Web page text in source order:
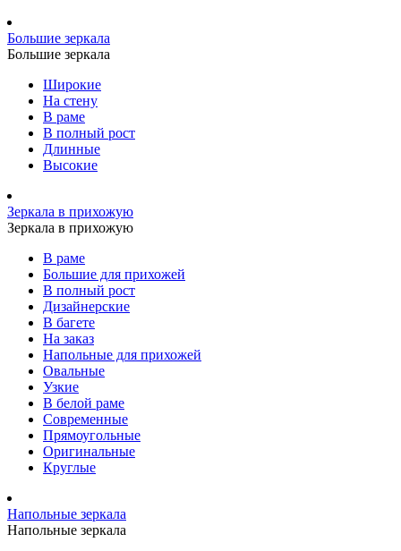
Большие зеркала
Большие зеркала
Широкие
На стену
В раме
В полный рост
Длинные
Высокие
Зеркала в прихожую
Зеркала в прихожую
В раме
Большие для прихожей
В полный рост
Дизайнерские
В багете
На заказ
Напольные для прихожей
Овальные
Узкие
В белой раме
Современные
Прямоугольные
Оригинальные
Круглые
Напольные зеркала
Напольные зеркала